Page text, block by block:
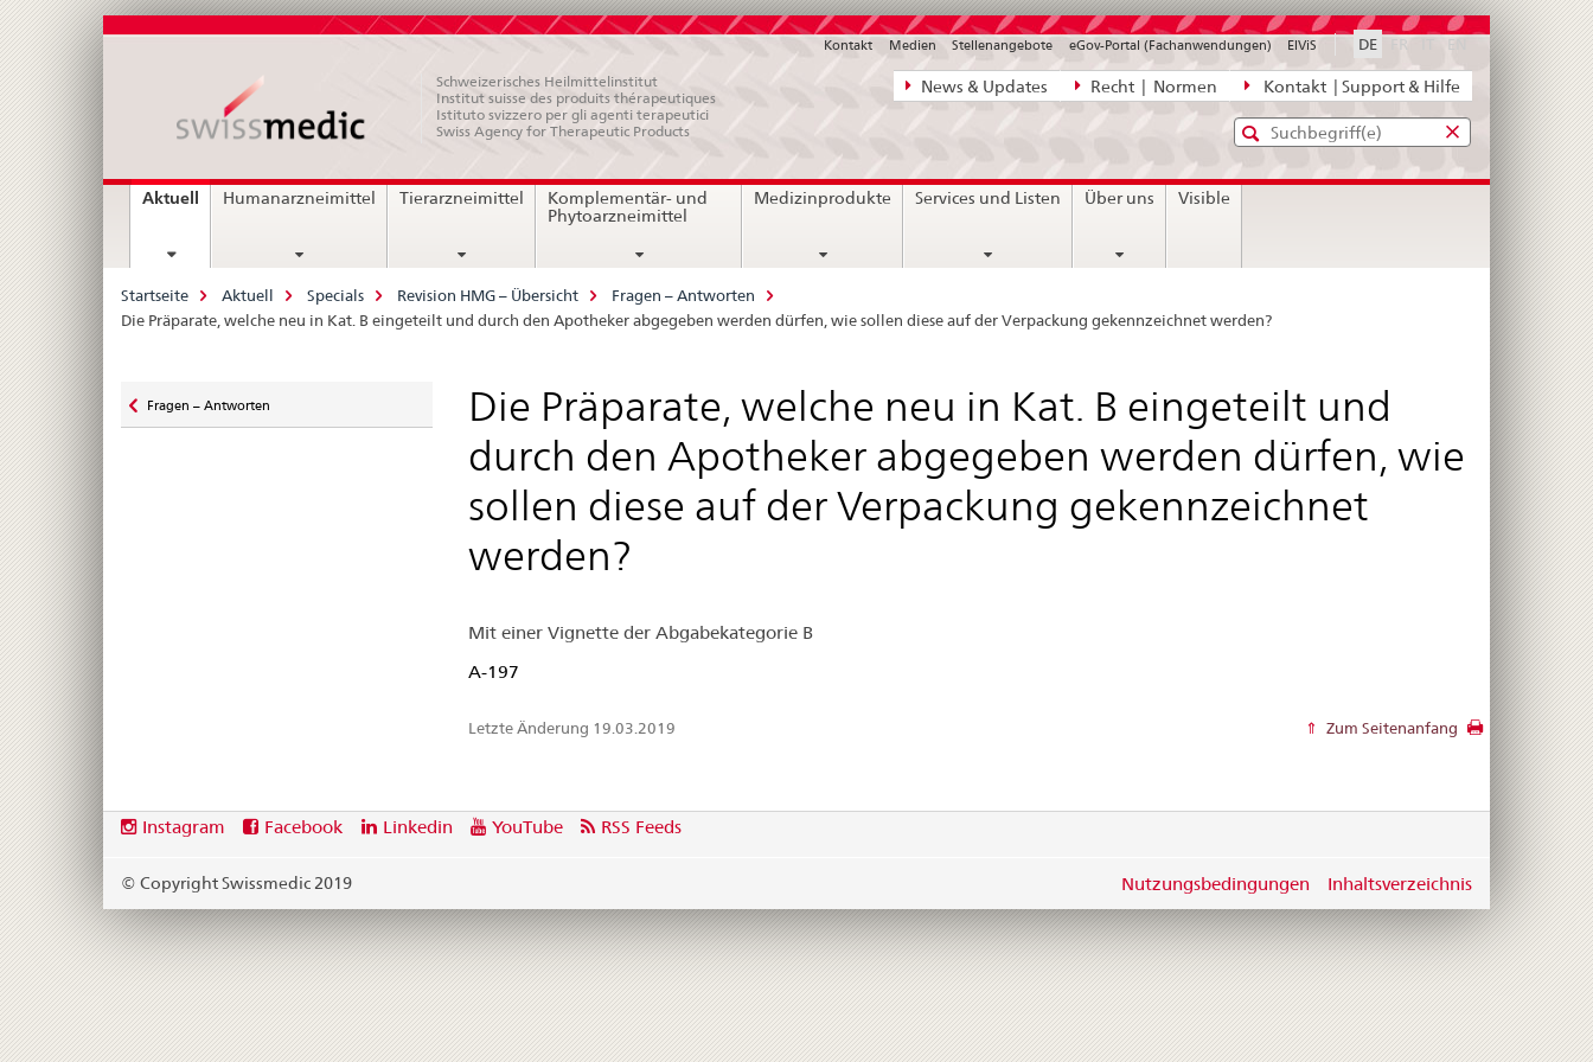
Direktnavigation
News,
Kontakt
News & Updates Recht | Normen Kontakt | Support & Hilfe
DE FRdisabled
disabled
EN disabled
Kontakt Medien Stellenangebote eGov-Portal (Fachanwendungen) ElViS
Schweizerisches Heilmittelinstitut
Institut suisse des produits thérapeutiques
Istituto svizzero per gli agenti terapeutici
Swiss Agency for Therapeutic Products
Standard-
Suche
Eingabefenster
diefür
Hauptnavigation
Aktuell current
Humanarzneimittel Tierarzneimittel
Komplementär- und
Phytoarzneimittel
Medizinprodukte Services und Listen Über uns Visible
Breadcrumb
Startseite Aktuell Specials Revision HMG – Übersicht
Fragen – Antworten
Die Präparate, welche neu in Kat. B eingeteilt und durch den Apotheker abgegeben werden dürfen, wie sollen diese auf der Verpackung gekennzeichnet werden?
zu
Fragen – Antworten
Die Präparate, welche neu in Kat. B eingeteilt und
durch den Apotheker abgegeben werden dürfen, wie
sollen diese auf der Verpackung gekennzeichnet
werden?
Mit einer Vignette der Abgabekategorie B
A-197
Letzte Änderung 19.03.2019 Zum Seitenanfang
Footer
Social
links
Instagram Facebook Linkedin YouTube RSS Feeds
© Copyright Swissmedic 2019 Nutzungsbedingungen Inhaltsverzeichnis